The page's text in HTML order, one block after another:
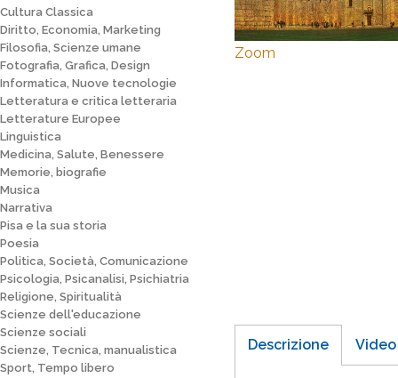
Cultura Classica
Diritto, Economia, Marketing
Filosofia, Scienze umane
Fotografia, Grafica, Design
Informatica, Nuove tecnologie
Letteratura e critica letteraria
Letterature Europee
Linguistica
Medicina, Salute, Benessere
Memorie, biografie
Musica
Narrativa
Pisa e la sua storia
Poesia
Politica, Società, Comunicazione
Psicologia, Psicanalisi, Psichiatria
Religione, Spiritualità
Scienze dell'educazione
Scienze sociali
Scienze, Tecnica, manualistica
Sport, Tempo libero
Zoom
Descrizione Video